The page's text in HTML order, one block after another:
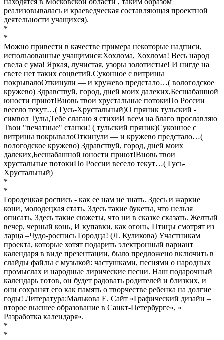
реализовывалась и краеведческая составляющая проектной
деятельности учащихся).
*
*
Можно привести в качестве примера некоторые надписи,
использованные учащимися:Хохлома, Хохлома! Весь народ
свела с ума! Яркая, лучистая, узоры золотистые! И нигде на
свете нет таких соцветий.Суконное с витрины
покрывалоОткинули — и кружево предстало…( вологодское
кружево) Здравствуй, город, дней моих далеких,Бесшабашной
юности приют!Вновь твои хрустальные потокиПо России
весело текут…( Гусь-Хрустальный)О пряник тульский -
символ Тулы,Тебе слагаю я стихиИ всем на благо прославляю
Твои "печатные" станки! ( тульский пряник)Суконное с
витрины покрывалоОткинули — и кружево предстало…(
вологодское кружево) Здравствуй, город, дней моих
далеких,Бесшабашной юности приют!Вновь твои
хрустальные потокиПо России весело текут…( Гусь-
Хрустальный)
*
*
Городецкая роспись - как ее нам не знать. Здесь и жаркие
кони, молодецкая стать. Здесь такие букеты, что нельзя
описать. Здесь такие сюжеты, что ни в сказке сказать. Желтый
вечер, черный конь, И купавки, как огонь, Птицы смотрят из
ларца –Чудо-роспись Городца! (Л. Куликова) Участникам
проекта, которые хотят подарить электронный вариант
календаря в виде презентации, было предложено включить в
слайды файлы с музыкой: частушками, песнями о народных
промыслах и народные лирические песни. Наш подарочный
календарь готов, он будет радовать родителей и близких, и
они сохранят его как память о творчестве ребенка на долгие
годы! Литература:Малькова Е. Сайт «Графический дизайн –
второе высшее образование в Санкт-Петербурге», «
Разработка календаря».
*
*